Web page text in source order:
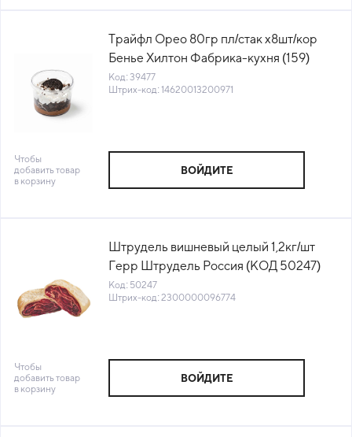
Трайфл Орео 80гр пл/стак х8шт/кор
Бенье Хилтон Фабрика-кухня (159)
(КОР) (КОД 39477) (-18°С)
Код: 39477
Штрих-код: 14620013200971
Чтобы
добавить товар
в корзину
ВОЙДИТЕ
Штрудель вишневый целый 1,2кг/шт
Герр Штрудель Россия (КОД 50247)
(-18°С)
Код: 50247
Штрих-код: 2300000096774
Чтобы
добавить товар
в корзину
ВОЙДИТЕ